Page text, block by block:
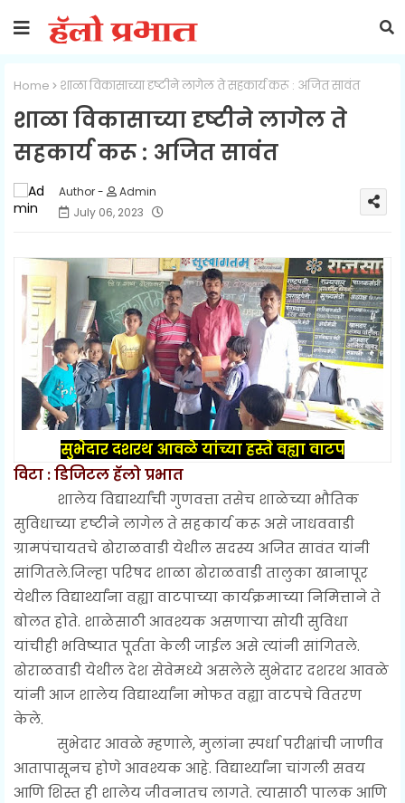
Home शाळा विकासाच्या दृष्टीने लागेल ते सहकार्य करू : अजित सावंत
शाळा विकासाच्या दृष्टीने लागेल ते
सहकार्य करू : अजित सावंत
Admin
July 06, 2023
सुभेदार दशरथ आवळे यांच्या हस्ते वह्या वाटप
विटा : डिजिटल हॅलो प्रभात
शालेय विद्यार्थ्यांची गुणवत्ता तसेच शाळेच्या भौतिक
सुविधाच्या दृष्टीने लागेल ते सहकार्य करू असे जाधववाडी
ग्रामपंचायतचे ढोराळवाडी येथील सदस्य अजित सावंत यांनी
सांगितले.जिल्हा परिषद शाळा ढोराळवाडी तालुका खानापूर
येथील विद्यार्थ्यांना वह्या वाटपाच्या कार्यक्रमाच्या निमित्ताने ते
बोलत होते. शाळेसाठी आवश्यक असणाऱ्या सोयी सुविधा
यांचीही भविष्यात पूर्तता केली जाईल असे त्यांनी सांगितले.
ढोराळवाडी येथील देश सेवेमध्ये असलेले सुभेदार दशरथ आवळे
यांनी आज शालेय विद्यार्थ्यांना मोफत वह्या वाटपचे वितरण
केले.
सुभेदार आवळे म्हणाले, मुलांना स्पर्धा परीक्षांची जाणीव
आतापासूनच होणे आवश्यक आहे. विद्यार्थ्यांना चांगली सवय
आणि शिस्त ही शालेय जीवनातच लागते. त्यासाठी पालक आणि